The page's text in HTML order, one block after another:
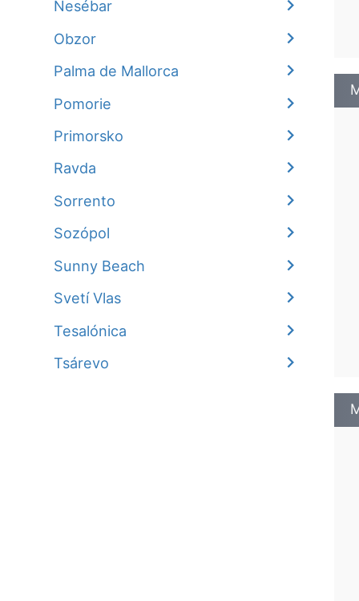
Nesébar
Obzor
Palma de Mallorca
Pomorie
Primorsko
Ravda
Sorrento
Sozópol
Sunny Beach
Svetí Vlas
Tesalónica
Tsárevo